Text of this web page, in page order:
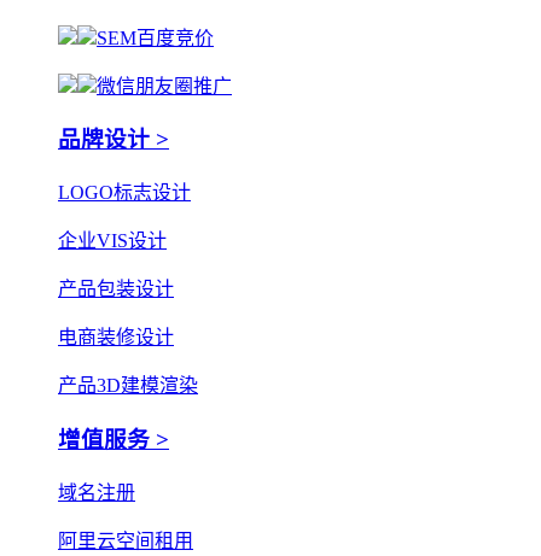
SEM百度竞价
微信朋友圈推广
品牌设计 >
LOGO标志设计
企业VIS设计
产品包装设计
电商装修设计
产品3D建模渲染
增值服务 >
域名注册
阿里云空间租用